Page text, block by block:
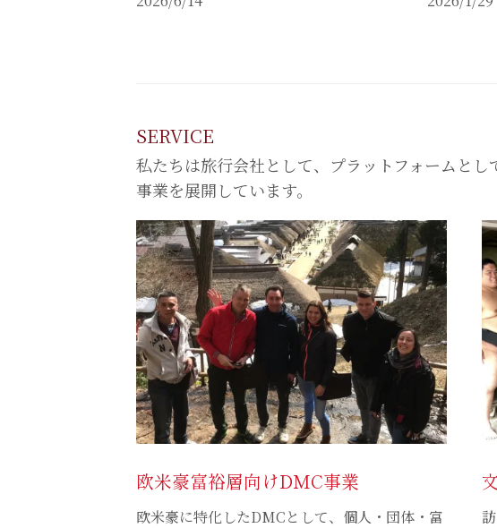
SERVICE
私たちは旅行会社として、プラットフォームと
事業を展開しています。
欧米豪富裕層向けDMC事業
欧米豪に特化したDMCとして、個人・団体・富